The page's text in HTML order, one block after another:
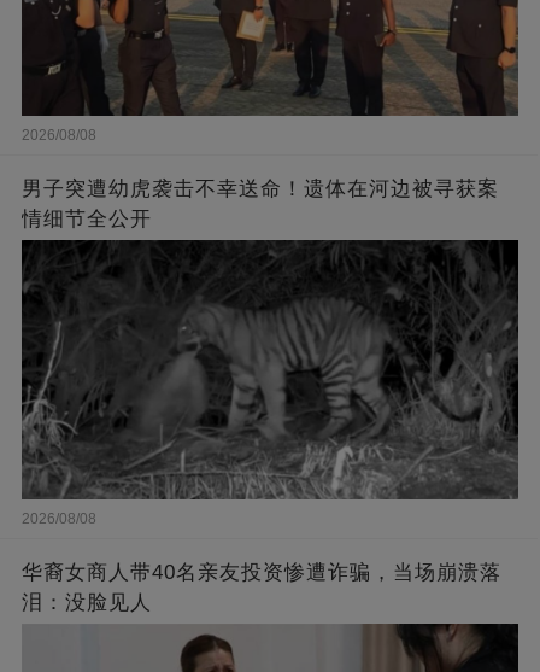
2026/08/08
男子突遭幼虎袭击不幸送命！遗体在河边被寻获案
情细节全公开
2026/08/08
华裔女商人带40名亲友投资惨遭诈骗，当场崩溃落
泪：没脸见人